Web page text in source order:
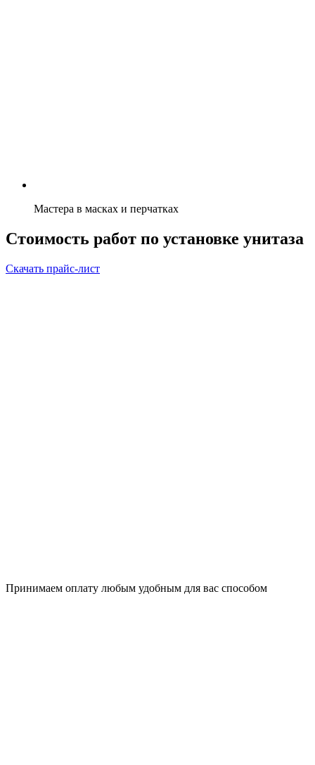
Мастера в масках и перчатках
Стоимость работ по установке унитаза
Скачать прайс-лист
Принимаем оплату любым удобным для вас способом